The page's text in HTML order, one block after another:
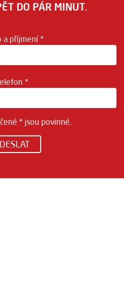
DO PÁR MINUT.
a příjmení *
*
* jsou povinné.